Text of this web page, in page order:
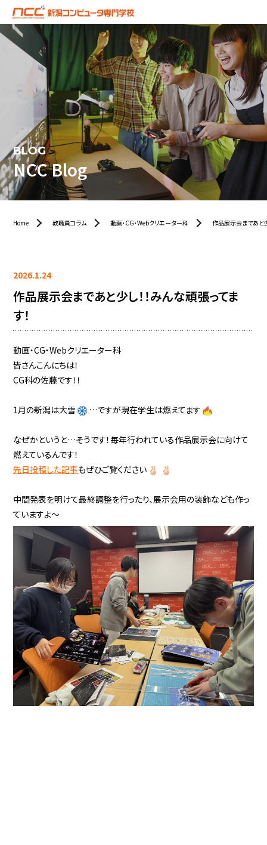
BLOG
NCC Blog
Home 教職員コラム 動画・CG・Webクリエーター科 作品展示会まであと
2026.1.24
作品展示会まであと少し！！みんな頑張ってま
す！
動画・CG・Webクリエーター科
皆さんこんにちは！
CG科の佐藤です！！
1月の新潟は大雪 …ですが現在学生は燃えてます
なぜかというと…そうです！毎年行われている作品展示会に向けて
燃えているんです！
先日投稿した記事もぜひご覧ください
中間発表を明けて最終調整を行ったり、展示会用の装飾なども作っ
ていますよ～